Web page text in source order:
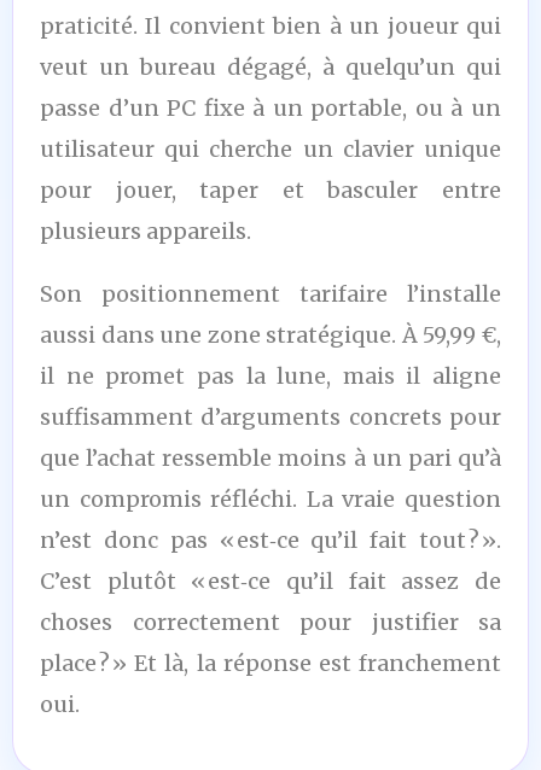
praticité. Il convient bien à un joueur qui
veut un bureau dégagé, à quelqu’un qui
passe d’un PC fixe à un portable, ou à un
utilisateur qui cherche un clavier unique
pour jouer, taper et basculer entre
plusieurs appareils.
Son positionnement tarifaire l’installe
aussi dans une zone stratégique. À 59,99 €,
il ne promet pas la lune, mais il aligne
suffisamment d’arguments concrets pour
que l’achat ressemble moins à un pari qu’à
un compromis réfléchi. La vraie question
n’est donc pas « est‑ce qu’il fait tout ? ».
C’est plutôt « est‑ce qu’il fait assez de
choses correctement pour justifier sa
place ? » Et là, la réponse est franchement
oui.